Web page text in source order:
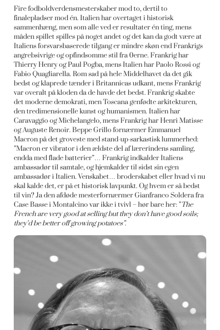
Fire fodboldverdensmesterskaber mod to, dertil to
finalepladser mod én. Italien har overtaget i historisk
sammenhæng, men som alle ved er resultater én ting, mens
måden spillet spilles på noget andet og det kan da godt være at
Italiens forsvarsbaserede tilgang er mindre skøn end Frankrigs
angrebsivrige og opfindsomme stil fra 0erne. Frankrig har
Thierry Henry og Paul Pogba, mens Italien har Paolo Rossi og
Fabio Quagliarella. Rom sad på hele Middelhavet da det gik
bedst og klaprede tænder i Britannicas udkant, mens Frankrig
var overalt på kloden da de havde det bedst. Frankrig skabte
det moderne demokrati, men Toscana genfødte arkitekturen,
den tredimensionelle kunst og humanismen. Italien har
Caravaggio og Michelangelo, mens Frankrig har Henri Matisse
og Auguste Renoir. Beppe Grillo fornærmer Emmanuel
Macron på det groveste med stand-up-sarkastisk lummerhed:
”Macron er vibrator i den ældste del af lærerindens samling,
endda med flade batterier”… Frankrig indkalder Italiens
ambassadør til samtale, og hjemkalder til sidst sin egen
ambassadør i Italien. Venskabet… broderskabet eller hvad vi nu
skal kalde det, er på et historisk lavpunkt. Og hvem er så bedst
til vin? Ja den afdøde mesterfornærmer Gianfranco Soldera fra
Case Basse i Montalcino var ikke i tvivl – hør bare her: ”The
French are very good at selling but they don’t have good soils;
they’d be better off growing potatoes”.